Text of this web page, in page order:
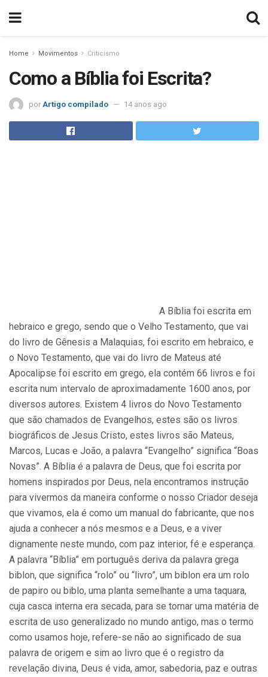
Home Movimentos Criticismo
Como a Bíblia foi Escrita?
por Artigo compilado 14 anos ago
A Bíblia foi escrita em
hebraico e grego, sendo que o Velho Testamento, que vai
do livro de Gênesis a Malaquias, foi escrito em hebraico, e
o Novo Testamento, que vai do livro de Mateus até
Apocalipse foi escrito em grego, ela contém 66 livros e foi
escrita num intervalo de aproximadamente 1600 anos, por
diversos autores. Existem 4 livros do Novo Testamento
que são chamados de Evangelhos, estes são os livros
biográficos de Jesus Cristo, estes livros são Mateus,
Marcos, Lucas e João, a palavra “Evangelho” significa “Boas
Novas”. A Bíblia é a palavra de Deus, que foi escrita por
homens inspirados por Deus, nela encontramos instrução
para vivermos da maneira conforme o nosso Criador deseja
que vivamos, ela é como um manual do fabricante, que nos
ajuda a conhecer a nós mesmos e a Deus, e a viver
dignamente neste mundo, com paz interior, fé e esperança.
A palavra “Bíblia” em português deriva da palavra grega
biblon, que significa “rolo” ou “livro”, um biblon era um rolo
de papiro ou biblo, uma planta semelhante a uma taquara,
cuja casca interna era secada, para se tornar uma matéria de
escrita de uso generalizado no mundo antigo, mas o termo
como usamos hoje, refere-se não ao significado de sua
palavra de origem e sim ao livro que é o registro da
revelação divina, Deus é vida, amor, sabedoria, paz e outras